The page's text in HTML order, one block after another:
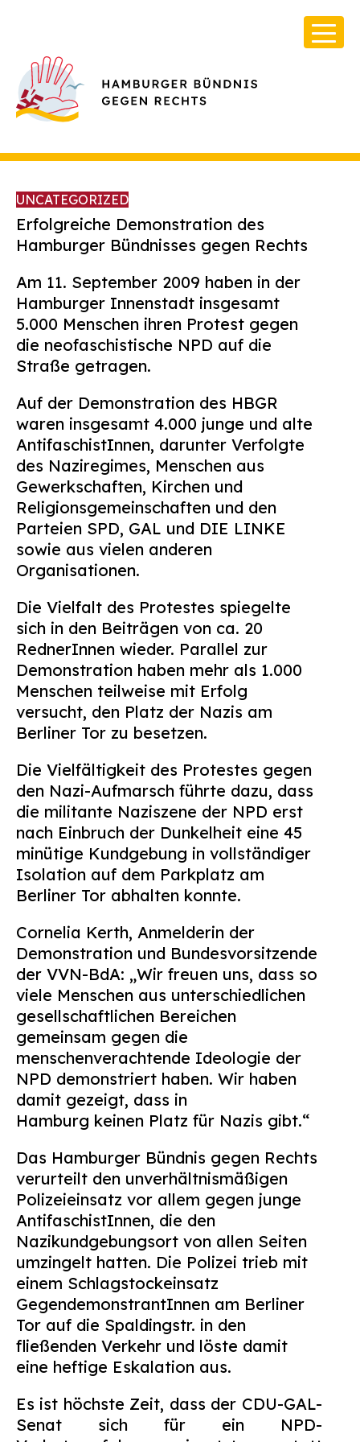
Infos & Broschüren
Archiv
Kontakt
Suchen
nach:
UNCATEGORIZED
Erfolgreiche Demonstration des
Hamburger Bündnisses gegen Rechts
Am 11. September 2009 haben in der
Hamburger Innenstadt insgesamt
5.000 Menschen ihren Protest gegen
die neofaschistische NPD auf die
Straße getragen.
Auf der Demonstration des HBGR
waren insgesamt 4.000 junge und alte
AntifaschistInnen, darunter Verfolgte
des Naziregimes, Menschen aus
Gewerkschaften, Kirchen und
Religionsgemeinschaften und den
Parteien SPD, GAL und DIE LINKE
sowie aus vielen anderen
Organisationen.
Die Vielfalt des Protestes spiegelte
sich in den Beiträgen von ca. 20
RednerInnen wieder. Parallel zur
Demonstration haben mehr als 1.000
Menschen teilweise mit Erfolg
versucht, den Platz der Nazis am
Berliner Tor zu besetzen.
Die Vielfältigkeit des Protestes gegen
den Nazi-Aufmarsch führte dazu, dass
die militante Naziszene der NPD erst
nach Einbruch der Dunkelheit eine 45
minütige Kundgebung in vollständiger
Isolation auf dem Parkplatz am
Berliner Tor abhalten konnte.
Cornelia Kerth, Anmelderin der
Demonstration und Bundesvorsitzende
der VVN-BdA: „Wir freuen uns, dass so
viele Menschen aus unterschiedlichen
gesellschaftlichen Bereichen
gemeinsam gegen die
menschenverachtende Ideologie der
NPD demonstriert haben. Wir haben
damit gezeigt, dass in
Hamburg keinen Platz für Nazis gibt.“
Das Hamburger Bündnis gegen Rechts
verurteilt den unverhältnismäßigen
Polizeieinsatz vor allem gegen junge
AntifaschistInnen, die den
Nazikundgebungsort von allen Seiten
umzingelt hatten. Die Polizei trieb mit
einem Schlagstockeinsatz
GegendemonstrantInnen am Berliner
Tor auf die Spaldingstr. in den
fließenden Verkehr und löste damit
eine heftige Eskalation aus.
Es ist höchste Zeit, dass der CDU-GAL-
Senat sich für ein NPD-